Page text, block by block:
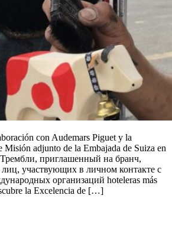
con Audemars Piguet y la
Misión adjunto de la Embajada de Suiza en
приглашенный на бранч,
участвующих в личном контакте с
организаций hoteleras más
la Excelencia de […]